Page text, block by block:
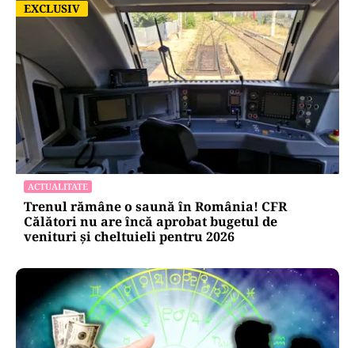
EXCLUSIV
EXCLUSIV
ACTUALITATE
Trenul rămâne o saună în România! CFR
Călători nu are încă aprobat bugetul de
venituri și cheltuieli pentru 2026